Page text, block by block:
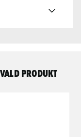
vald produkt